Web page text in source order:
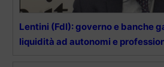
Lentini (FdI): governo e banche
liquidità ad autonomi e